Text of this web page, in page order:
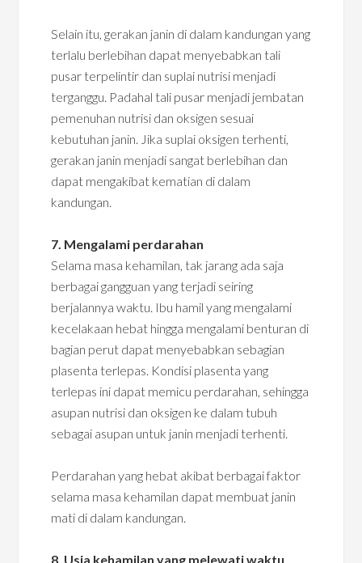
Selain itu, gerakan janin di dalam kandungan yang
terlalu berlebihan dapat menyebabkan tali
pusar terpelintir dan suplai nutrisi menjadi
terganggu. Padahal tali pusar menjadi jembatan
pemenuhan nutrisi dan oksigen sesuai
kebutuhan janin. Jika suplai oksigen terhenti,
gerakan janin menjadi sangat berlebihan dan
dapat mengakibat kematian di dalam
kandungan.
7. Mengalami perdarahan
Selama masa kehamilan, tak jarang ada saja
berbagai gangguan yang terjadi seiring
berjalannya waktu. Ibu hamil yang mengalami
kecelakaan hebat hingga mengalami benturan di
bagian perut dapat menyebabkan sebagian
plasenta terlepas. Kondisi plasenta yang
terlepas ini dapat memicu perdarahan, sehingga
asupan nutrisi dan oksigen ke dalam tubuh
sebagai asupan untuk janin menjadi terhenti.
Perdarahan yang hebat akibat berbagai faktor
selama masa kehamilan dapat membuat janin
mati di dalam kandungan.
8. Usia kehamilan yang melewati waktu